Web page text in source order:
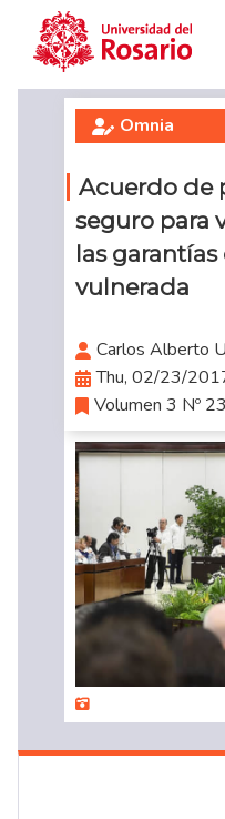
Skip to main content
Omnia
Acuerdo de
seguro para
las
vulnerada
Carlos Alberto
Thu, 02/23/
Volumen 3 Nº 23